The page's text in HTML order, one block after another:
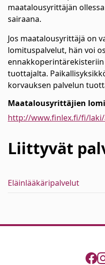
maatalousyrittäjän
sairaana.
Jos maatalousyrittäjä on
lomituspalvelut, hän voi
tuottajalta.
korvauksen palvelun
Maatalousyrittäjien
http://www.finlex.fi/fi/laki/
Liittyvät
Eläinlääkäripalvelut